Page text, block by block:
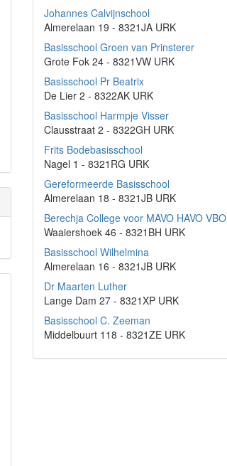
Johannes Calvijnschool
Almerelaan 19 - 8321JA URK
Basisschool Groen van Prinsterer
Grote Fok 24 - 8321VW URK
Basisschool Pr Beatrix
De Lier 2 - 8322AK URK
Basisschool Harmpje Visser
Clausstraat 2 - 8322GH URK
Frits Bodebasisschool
Nagel 1 - 8321RG URK
Gereformeerde Basisschool
Almerelaan 18 - 8321JB URK
Berechja College voor MAVO HAVO VBO
Waaiershoek 46 - 8321BH URK
Basisschool Wilhelmina
Almerelaan 16 - 8321JB URK
Dr Maarten Luther
Lange Dam 27 - 8321XP URK
Basisschool C. Zeeman
Middelbuurt 118 - 8321ZE URK